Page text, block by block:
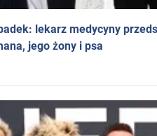
lekarz medycyny
jego żony i psa